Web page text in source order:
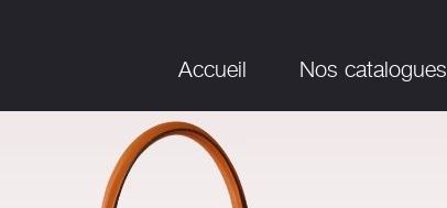
Accueil Nos catalogues